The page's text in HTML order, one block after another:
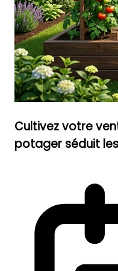
Cultivez votre
potager séduit